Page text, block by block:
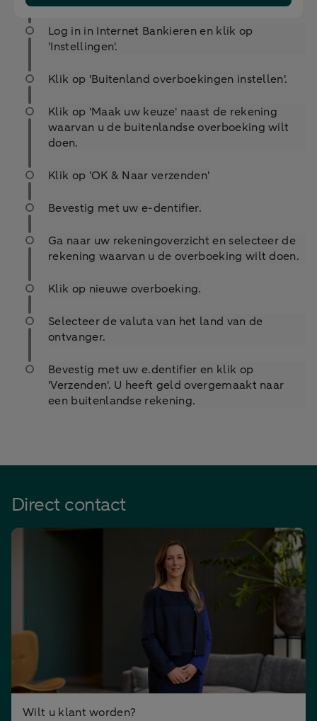
Log in in Internet Bankieren en klik op
'Instellingen'.
Klik op 'Buitenland overboekingen instellen'.
Klik op 'Maak uw keuze' naast de rekening
waarvan u de buitenlandse overboeking wilt
doen.
Klik op 'OK & Naar verzenden'
Bevestig met uw e-dentifier.
Ga naar uw rekeningoverzicht en selecteer de
rekening waarvan u de overboeking wilt doen.
Klik op nieuwe overboeking.
Selecteer de valuta van het land van de
ontvanger.
Bevestig met uw e.dentifier en klik op
'Verzenden'. U heeft geld overgemaakt naar
een buitenlandse rekening.
Direct contact
Wilt u klant worden?